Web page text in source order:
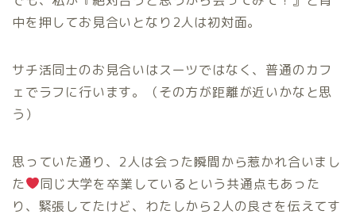
中を押してお見合いとなり2人は初対面。
サチ活同士のお見合いはスーツではなく、普通のカフ
ェでラフに行います。（その方が距離が近いかなと思
う）
思っていた通り、2人は会った瞬間から惹かれ合いまし
た
同じ大学を卒業しているという共通点もあった
り、緊張してたけど、わたしから2人の良さを伝えてす